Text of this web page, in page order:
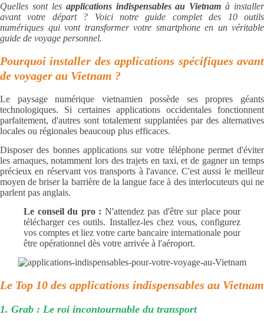
Quelles sont les applications indispensables au Vietnam à installer
avant votre départ ? Voici notre guide complet des 10 outils
numériques qui vont transformer votre smartphone en un véritable
guide de voyage personnel.
Pourquoi installer des applications spécifiques avant
de voyager au Vietnam ?
Le paysage numérique vietnamien possède ses propres géants
technologiques. Si certaines applications occidentales fonctionnent
parfaitement, d'autres sont totalement supplantées par des alternatives
locales ou régionales beaucoup plus efficaces.
Disposer des bonnes applications sur votre téléphone permet d'éviter
les arnaques, notamment lors des trajets en taxi, et de gagner un temps
précieux en réservant vos transports à l'avance. C'est aussi le meilleur
moyen de briser la barrière de la langue face à des interlocuteurs qui ne
parlent pas anglais.
Le conseil du pro : N'attendez pas d'être sur place pour
télécharger ces outils. Installez-les chez vous, configurez
vos comptes et liez votre carte bancaire internationale pour
être opérationnel dès votre arrivée à l'aéroport.
Le Top 10 des applications indispensables au Vietnam
1. Grab : Le roi incontournable du transport